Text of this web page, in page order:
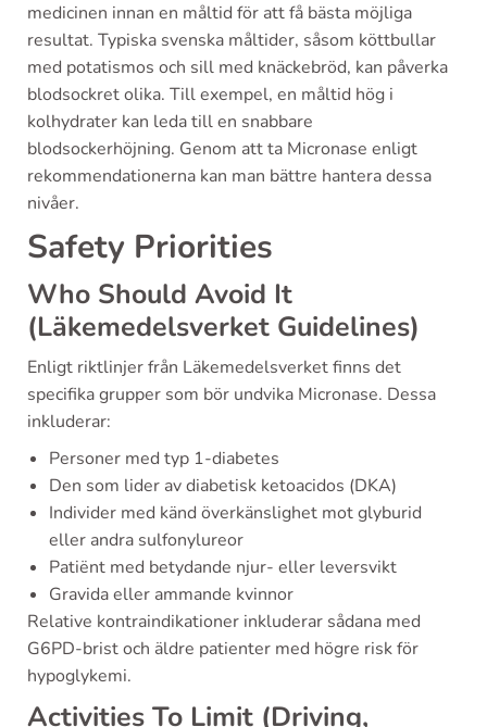
medicinen innan en måltid för att få bästa möjliga
resultat. Typiska svenska måltider, såsom köttbullar
med potatismos och sill med knäckebröd, kan påverka
blodsockret olika. Till exempel, en måltid hög i
kolhydrater kan leda till en snabbare
blodsockerhöjning. Genom att ta Micronase enligt
rekommendationerna kan man bättre hantera dessa
nivåer.
Safety Priorities
Who Should Avoid It
(Läkemedelsverket Guidelines)
Enligt riktlinjer från Läkemedelsverket finns det
specifika grupper som bör undvika Micronase. Dessa
inkluderar:
Personer med typ 1-diabetes
Den som lider av diabetisk ketoacidos (DKA)
Individer med känd överkänslighet mot glyburid
eller andra sulfonylureor
Patiënt med betydande njur- eller leversvikt
Gravida eller ammande kvinnor
Relative kontraindikationer inkluderar sådana med
G6PD-brist och äldre patienter med högre risk för
hypoglykemi.
Activities To Limit (Driving,